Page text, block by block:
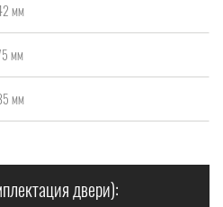
мм
мм
мм
двери):